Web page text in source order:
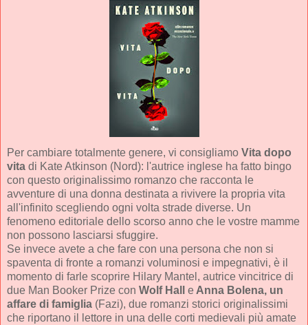
Per cambiare totalmente genere, vi consigliamo Vita dopo
vita di Kate Atkinson (Nord): l'autrice inglese ha fatto bingo
con questo originalissimo romanzo che racconta le
avventure di una donna destinata a rivivere la propria vita
all'infinito scegliendo ogni volta strade diverse. Un
fenomeno editoriale dello scorso anno che le vostre mamme
non possono lasciarsi sfuggire.
Se invece avete a che fare con una persona che non si
spaventa di fronte a romanzi voluminosi e impegnativi, è il
momento di farle scoprire Hilary Mantel, autrice vincitrice di
due Man Booker Prize con Wolf Hall e Anna Bolena, un
affare di famiglia (Fazi), due romanzi storici originalissimi
che riportano il lettore in una delle corti medievali più amate